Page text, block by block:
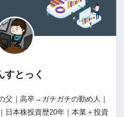
すとっく
父｜高卒→ガチガチの勤め人｜
日本株投資歴20年｜本業＋投資